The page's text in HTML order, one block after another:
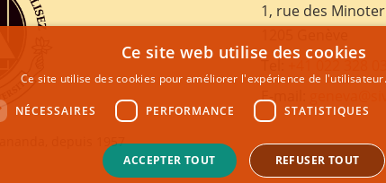
depuis 1957
1, rue des
E-mail:
Ce site web utilise des cookies
Ce site utilise des cookies pour améliorer l'expérience de
NÉCESSAIRES PERFORMANCE STATISTIQUES
ACCEPTER TOUT REFUSER TOUT